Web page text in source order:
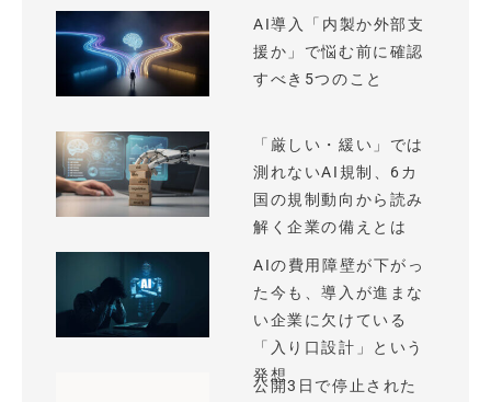
AI導入「内製か外部支
援か」で悩む前に確認
すべき5つのこと
「厳しい・緩い」では
測れないAI規制、6カ
国の規制動向から読み
解く企業の備えとは
AIの費用障壁が下がっ
た今も、導入が進まな
い企業に欠けている
「入り口設計」という
発想
公開3日で停止された